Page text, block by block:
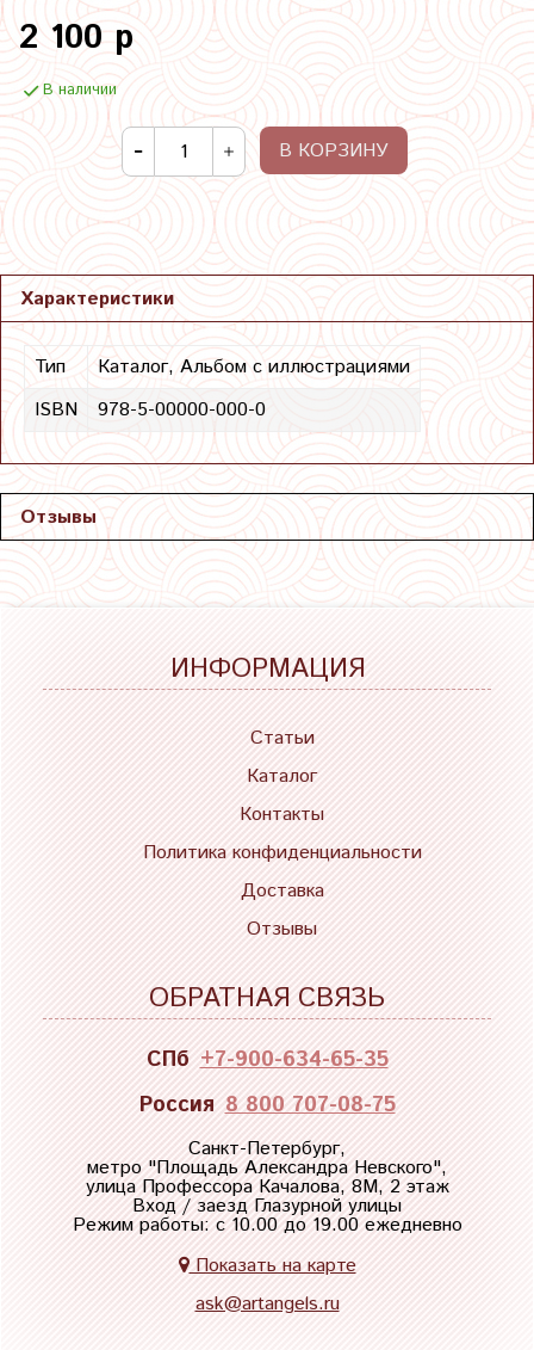
2 100 р
В наличии
В КОРЗИНУ
Характеристики
Тип
Каталог, Альбом с иллюстрациями
ISBN
978-5-00000-000-0
Отзывы
ИНФОРМАЦИЯ
Статьи
Каталог
Контакты
Политика конфиденциальности
Доставка
Отзывы
ОБРАТНАЯ СВЯЗЬ
СПб +7-900-634-65-35
Россия 8 800 707-08-75
Санкт-Петербург,
метро "Площадь Александра Невского",
улица Профессора Качалова, 8М, 2 этаж
Вход / заезд Глазурной улицы
Режим работы: с 10.00 до 19.00 ежедневно
Показать на карте
ask@artangels.ru